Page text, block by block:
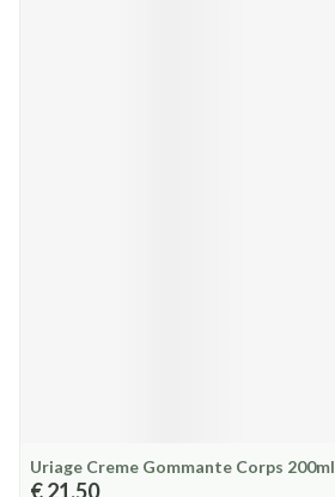
Uriage Creme Gommante Corps 200ml
€ 21,50